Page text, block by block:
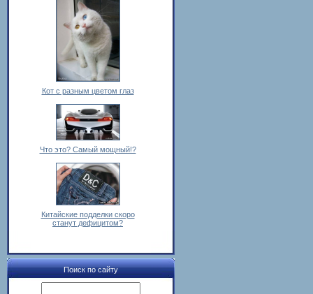
Кот с разным цветом глаз
Что это? Самый мощный!?
Китайские подделки скоро
станут дефицитом?
Поиск по сайту